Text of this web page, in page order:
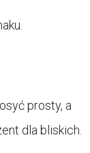
prosty, a
dla bliskich.